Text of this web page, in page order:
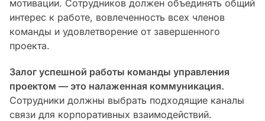
мотивации. Сотрудников должен объединять общий
интерес к работе, вовлеченность всех членов
команды и удовлетворение от завершенного
проекта.
Залог успешной работы команды управления
проектом — это налаженная коммуникация.
Сотрудники должны выбрать подходящие каналы
связи для корпоративных взаимодействий.